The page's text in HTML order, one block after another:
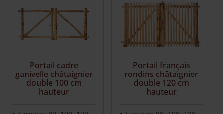
Portail cadre
ganivelle châtaignier
double 100 cm
hauteur
Portail français
rondins châtaignier
double 120 cm
hauteur